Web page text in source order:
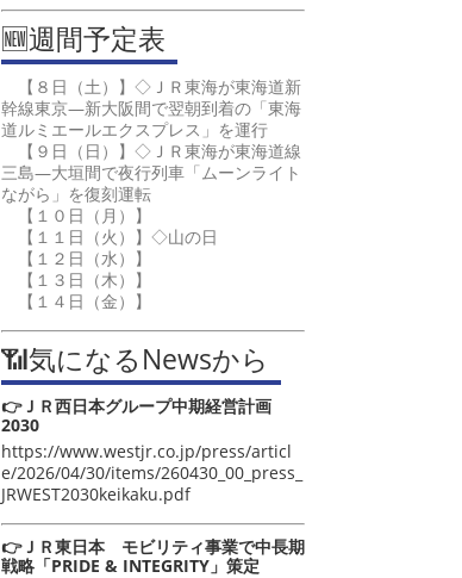
🆕週間予定表
【８日（土）】◇ＪＲ東海が東海道新
幹線東京―新大阪間で翌朝到着の「東海
道ルミエールエクスプレス」を運行
【９日（日）】◇ＪＲ東海が東海道線
三島―大垣間で夜行列車「ムーンライト
ながら」を復刻運転
【１０日（月）】
【１１日（火）】◇山の日
【１２日（水）】
【１３日（木）】
【１４日（金）】
📶気になるNewsから
👉ＪＲ西日本グループ中期経営計画
2030
https://www.westjr.co.jp/press/articl
e/2026/04/30/items/260430_00_press_
JRWEST2030keikaku.pdf
👉ＪＲ東日本 モビリティ事業で中長期
戦略「PRIDE & INTEGRITY」策定